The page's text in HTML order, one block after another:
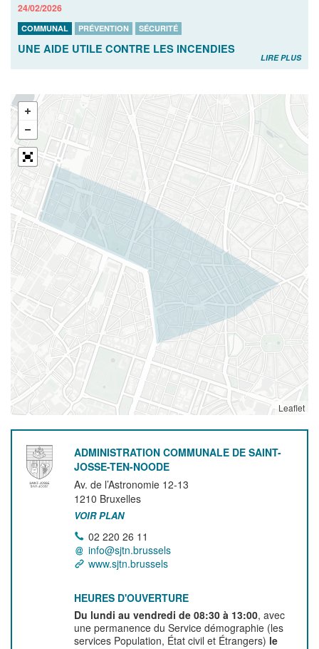
24/02/2026
COMMUNAL PRÉVENTION SÉCURITÉ
UNE AIDE UTILE CONTRE LES INCENDIES
LIRE PLUS
Leaflet
ADMINISTRATION COMMUNALE DE SAINT-
JOSSE-TEN-NOODE
Av. de l’Astronomie 12-13
1210 Bruxelles
VOIR PLAN
02 220 26 11
info@sjtn.brussels
www.sjtn.brussels
HEURES D'OUVERTURE
Du lundi au vendredi de 08:30 à 13:00, avec
une permanence du Service démographie (les
services Population, État civil et Étrangers) le